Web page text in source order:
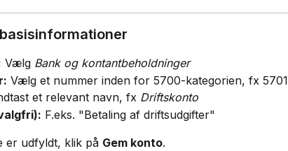
Vælg Bank og kontantbeholdninger
Vælg et nummer inden for 5700-kategorien, fx 5701
et relevant navn, fx Driftskonto
F.eks. "Betaling af driftsudgifter"
er udfyldt, klik på Gem konto.